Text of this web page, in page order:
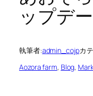
ップデ
執筆者:admin_cojpカ
Aozora farm, Blog,